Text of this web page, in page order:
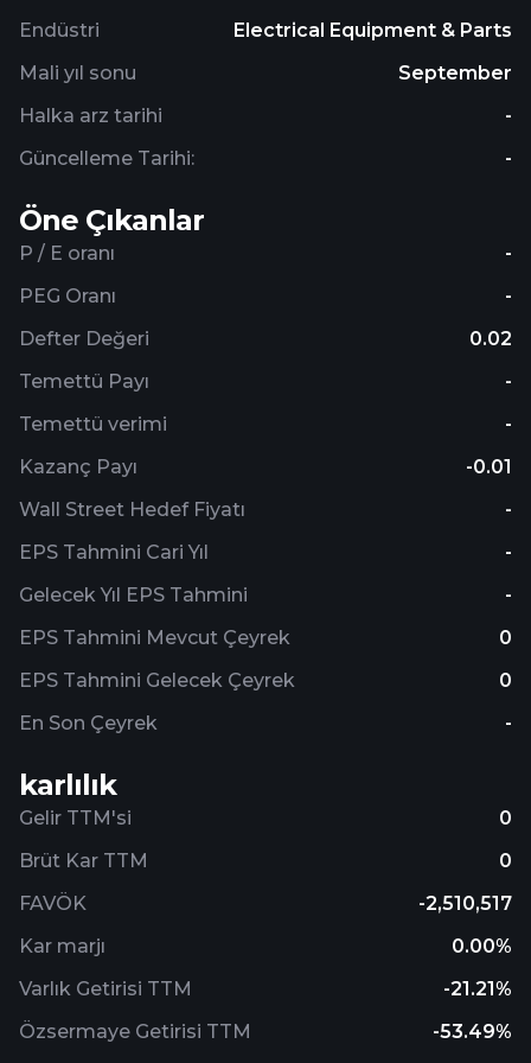
Endüstri
Electrical Equipment & Parts
Mali yıl sonu
September
Halka arz tarihi
-
Güncelleme Tarihi:
-
Öne Çıkanlar
P / E oranı
-
PEG Oranı
-
Defter Değeri
0.02
Temettü Payı
-
Temettü verimi
-
Kazanç Payı
-0.01
Wall Street Hedef Fiyatı
-
EPS Tahmini Cari Yıl
-
Gelecek Yıl EPS Tahmini
-
EPS Tahmini Mevcut Çeyrek
0
EPS Tahmini Gelecek Çeyrek
0
En Son Çeyrek
-
karlılık
Gelir TTM'si
0
Brüt Kar TTM
0
FAVÖK
-2,510,517
Kar marjı
0.00%
Varlık Getirisi TTM
-21.21%
Özsermaye Getirisi TTM
-53.49%